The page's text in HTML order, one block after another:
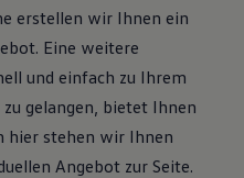
erstellen wir Ihnen ein
Eine weitere
und einfach zu Ihrem
gelangen, bietet Ihnen
hier stehen wir Ihnen
Angebot zur Seite.